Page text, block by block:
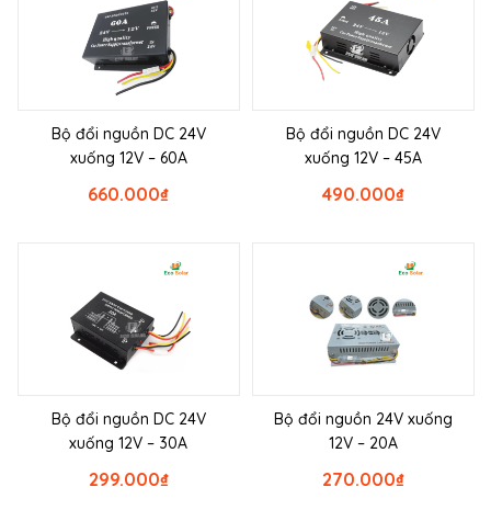
Bộ đổi nguồn DC 24V
xuống 12V – 60A
₫
660.000
Bộ đổi nguồn DC 24V
xuống 12V – 45A
₫
490.000
Bộ đổi nguồn DC 24V
xuống 12V – 30A
₫
299.000
Bộ đổi nguồn 24V xuống
12V – 20A
₫
270.000